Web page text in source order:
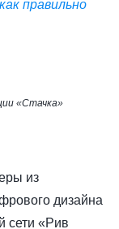
правильно
«Стачка»
из
дизайна
сети «Рив